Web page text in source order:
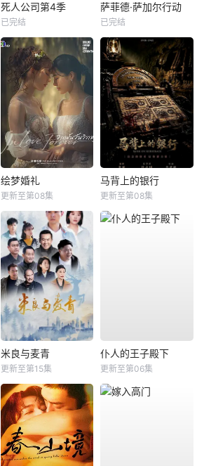
死人公司第4季
已完结
萨菲德·萨加尔行动
已完结
绘梦婚礼
更新至第08集
马背上的银行
更新至第08集
米良与麦青
更新至第15集
仆人的王子殿下
更新至第06集